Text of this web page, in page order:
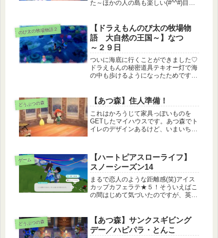
た～ほかの人の島も楽しい(#^^#)目覚
すぎるとカクカクした動きになっちゃ
うんだろう。もったいない＞＜ハ...
のび太の牧場物語２
【ドラえもんのび太の牧場物
語 大自然の王国～】なつ
～２９日
ついに海底に行くことができました♡
ドラえもんの秘密道具テキオー灯で海
の中も歩けるようになったためです。
ター！化石やサンゴ、鉄鉱石などを素
に作るようです。化石はゴールドパ
ー...
どうぶつの森 【あつ森】住人準備！
これはかろうじて家具っぽいものを
GETしたマイハウスです。あつ森でト
イレのデザインあるけど、いまいち設
るなら家らしくしたくて、そうすると
お風呂とかトイレとかも作りたいん
だ...
ゲーム
【ハートピアスローライフ】
スノーシーズン14
まるで恋人のような距離感(笑)アイス
カップカフェラテ★５！そういえばこ
の間はじめて気づいたのですが、英国
ました。見た目ｶﾜｲｲ。アルパカの親密
度も４になりました( *´艸｀)...
どうぶつの森
【あつ森】サンクスギビング
デー／ハピパラ・とんこ